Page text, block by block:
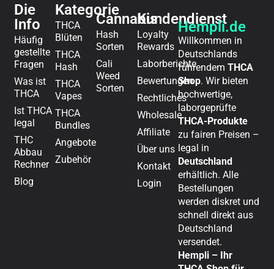
Die
Info
Häufig
gestellte
Fragen
Was ist
THCA
Ist THCA
legal
THC
Abbau
Rechner
Blog
Kategorie
THCA
Blüten
THCA
Hash
THCA
Vapes
THCA
Bundles
Angebote
Zubehör
Cannabis
Hash
Sorten
Cali
Weed
Sorten
Kundendienst
Loyalty
Rewards
Laborberichte
Bewertungen
Rechtliches
Wholesale
Affiliate
Über uns
Kontakt
Login
Hempli.de
Willkommen in
Deutschlands
führendemTHCA
Shop. Wir bieten
hochwertige,
laborgeprüfte
THCA-Produkte
zu fairen Preisen –
legal in
Deutschland
erhältlich. Alle
Bestellungen
werden diskret und
schnell direkt aus
Deutschland
versendet.
Hempli – Ihr